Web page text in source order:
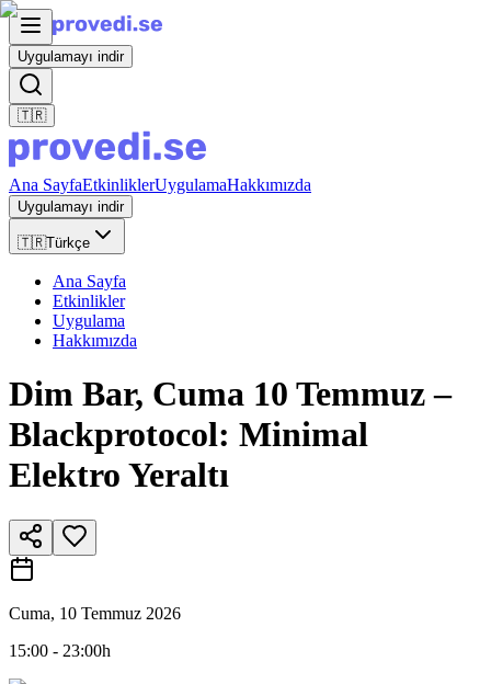
Uygulamayı indir
🇹🇷
Ana SayfaEtkinliklerUygulamaHakkımızda
Uygulamayı indir
🇹🇷Türkçe
Ana Sayfa
Etkinlikler
Uygulama
Hakkımızda
Dim Bar, Cuma 10 Temmuz –
Blackprotocol: Minimal
Elektro Yeraltı
Cuma, 10 Temmuz 2026
15:00 - 23:00h